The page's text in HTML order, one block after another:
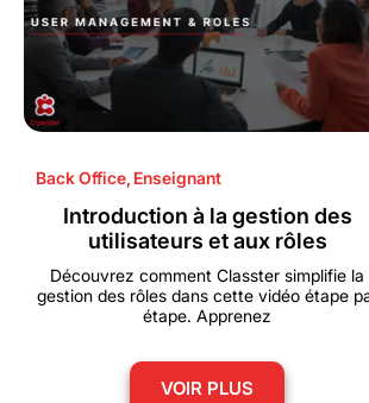
Back Office, Enseignant
Introduction à la gestion des
utilisateurs et aux rôles
Découvrez comment Classter simplifie la
gestion des rôles dans cette vidéo étape
étape. Apprenez
VOIR PLUS